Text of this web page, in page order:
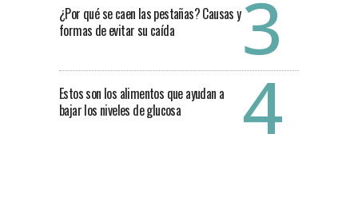
¿Por qué se caen las pestañas? Causas y
formas de evitar su caída
Estos son los alimentos que ayudan a
bajar los niveles de glucosa